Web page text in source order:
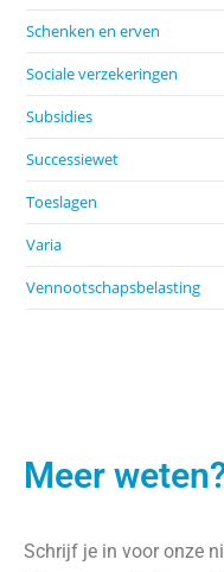
Schenken en erven
Sociale verzekeringen
Subsidies
Successiewet
Toeslagen
Varia
Vennootschapsbelasting
Meer
Schrijf je in voor onze